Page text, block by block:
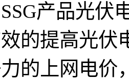
产品光伏
的提高光伏
的上网电价